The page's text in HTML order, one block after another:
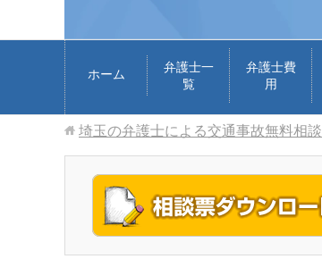
ホーム
弁護士一
覧
弁護士費
用
埼玉の弁護士による交通事故無料相談